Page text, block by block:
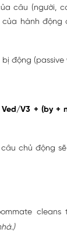
câu (người,
hành động
động (passive
Ved/V3 + (by +
chủ động
cleans